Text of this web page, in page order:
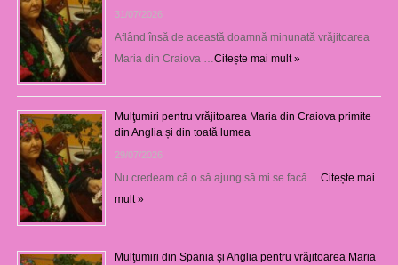
31/07/2026
Aflând însă de această doamnă minunată vrăjitoarea
Maria din Craiova …Citește mai mult »
Mulţumiri pentru vrăjitoarea Maria din Craiova primite
din Anglia și din toată lumea
29/07/2026
Nu credeam că o să ajung să mi se facă …Citește mai
mult »
Mulţumiri din Spania şi Anglia pentru vrăjitoarea Maria